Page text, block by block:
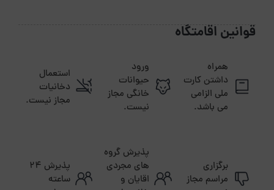
قوانین اقامتگاه
همراه
داشتن کارت
ملی الزامی
می باشد.
ورود
حیوانات
خانگی مجاز
نیست.
استعمال
دخانیات
مجاز نیست.
برگزاری
مراسم مجاز
پذیرش گروه
های مجردی
اقایان و
پذیرش ۲۴
ساعته